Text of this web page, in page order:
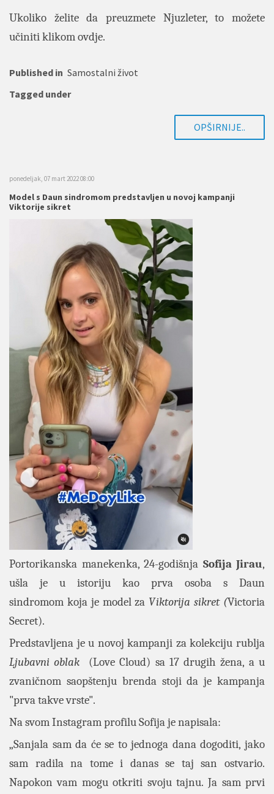
Ukoliko želite da preuzmete Njuzleter, to možete
učiniti klikomovdje.
Published in Samostalni život
Tagged under
OPŠIRNIJE..
ponedeljak, 07 mart 2022 08:00
Model s Daun sindromom predstavljen u novoj kampanji
Viktorije sikret
Portorikanska manekenka, 24-godišnja Sofija Jirau,
ušla je u istoriju kao prva osoba s Daun
sindromom koja je model za Viktorija sikret (Victoria
Secret).
Predstavljena je u novoj kampanji za kolekciju rublja
Ljubavni oblak (Love Cloud) sa 17 drugih žena, a u
zvaničnom saopštenju brenda stoji da je kampanja
"prva takve vrste".
Na svom Instagram profilu Sofija je napisala:
„Sanjala sam da će se to jednoga dana dogoditi, jako
sam radila na tome i danas se taj san ostvario.
Napokon vam mogu otkriti svoju tajnu. Ja sam prvi